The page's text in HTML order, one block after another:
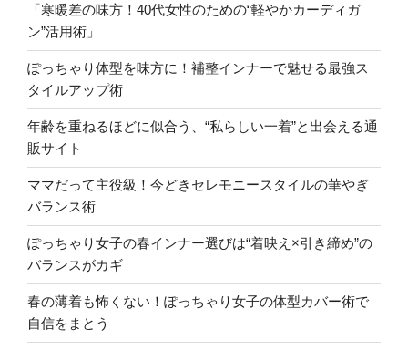
「寒暖差の味方！40代女性のための“軽やかカーディガ
ン”活用術」
ぽっちゃり体型を味方に！補整インナーで魅せる最強ス
タイルアップ術
年齢を重ねるほどに似合う、“私らしい一着”と出会える通
販サイト
ママだって主役級！今どきセレモニースタイルの華やぎ
バランス術
ぽっちゃり女子の春インナー選びは“着映え×引き締め”の
バランスがカギ
春の薄着も怖くない！ぽっちゃり女子の体型カバー術で
自信をまとう